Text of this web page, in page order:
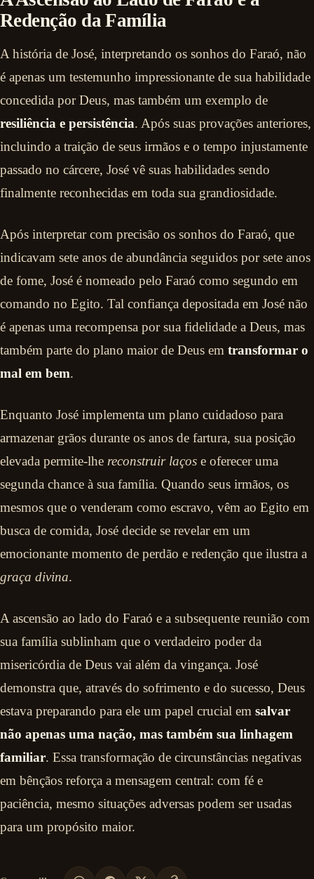
Redenção da Família
A história de José, interpretando os sonhos do Faraó, não
é apenas um testemunho impressionante de sua habilidade
concedida por Deus, mas também um exemplo de
resiliência e persistência. Após suas provações anteriores,
incluindo a traição de seus irmãos e o tempo injustamente
passado no cárcere, José vê suas habilidades sendo
finalmente reconhecidas em toda sua grandiosidade.
Após interpretar com precisão os sonhos do Faraó, que
indicavam sete anos de abundância seguidos por sete anos
de fome, José é nomeado pelo Faraó como segundo em
comando no Egito. Tal confiança depositada em José não
é apenas uma recompensa por sua fidelidade a Deus, mas
também parte do plano maior de Deus em transformar o
mal em bem.
Enquanto José implementa um plano cuidadoso para
armazenar grãos durante os anos de fartura, sua posição
elevada permite-lhe reconstruir laços e oferecer uma
segunda chance à sua família. Quando seus irmãos, os
mesmos que o venderam como escravo, vêm ao Egito em
busca de comida, José decide se revelar em um
emocionante momento de perdão e redenção que ilustra a
graça divina.
A ascensão ao lado do Faraó e a subsequente reunião com
sua família sublinham que o verdadeiro poder da
misericórdia de Deus vai além da vingança. José
demonstra que, através do sofrimento e do sucesso, Deus
estava preparando para ele um papel crucial em salvar
não apenas uma nação, mas também sua linhagem
familiar. Essa transformação de circunstâncias negativas
em bênçãos reforça a mensagem central: com fé e
paciência, mesmo situações adversas podem ser usadas
para um propósito maior.